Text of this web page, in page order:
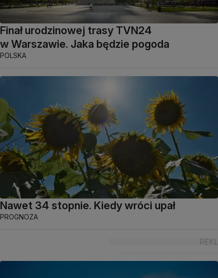
Finał urodzinowej trasy TVN24
w Warszawie. Jaka będzie pogoda
POLSKA
Nawet 34 stopnie. Kiedy wróci upał
PROGNOZA